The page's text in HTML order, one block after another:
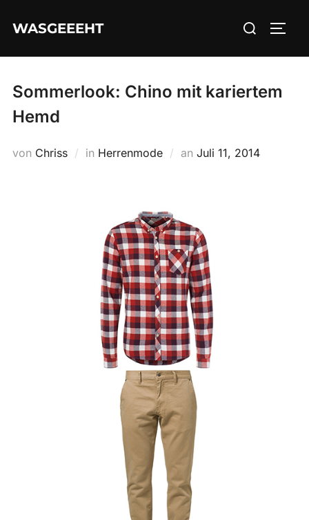
InhaltWASGEEEHT
Suchen
Sommerlook: Chino mit kariertem
Hemd
von Chriss in Herrenmode an Veröffentlicht
Juli 11, 2014